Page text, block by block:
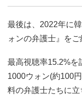
最後は、2022年に
ォンの弁護士』をご
最高視聴率15.2%を
1000ウォン(約100
料の弁護士たちに